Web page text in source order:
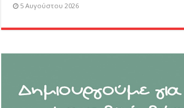
5 Αυγούστου 2026